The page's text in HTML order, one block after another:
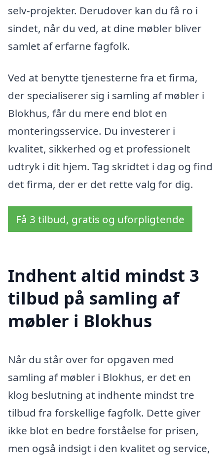
selv-projekter. Derudover kan du få ro i
sindet, når du ved, at dine møbler bliver
samlet af erfarne fagfolk.
Ved at benytte tjenesterne fra et firma,
der specialiserer sig i samling af møbler i
Blokhus, får du mere end blot en
monteringsservice. Du investerer i
kvalitet, sikkerhed og et professionelt
udtryk i dit hjem. Tag skridtet i dag og find
det firma, der er det rette valg for dig.
Få 3 tilbud, gratis og uforpligtende
Indhent altid mindst 3
tilbud på samling af
møbler i Blokhus
Når du står over for opgaven med
samling af møbler i Blokhus, er det en
klog beslutning at indhente mindst tre
tilbud fra forskellige fagfolk. Dette giver
ikke blot en bedre forståelse for prisen,
men også indsigt i den kvalitet og service,